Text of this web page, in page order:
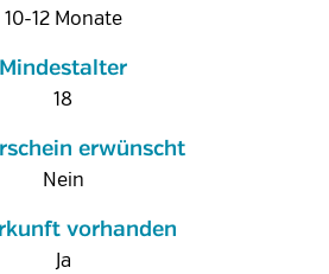
10-12 Monate
Mindestalter
18
erwünscht
Nein
vorhanden
Ja